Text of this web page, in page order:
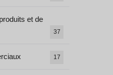
et de
37
17